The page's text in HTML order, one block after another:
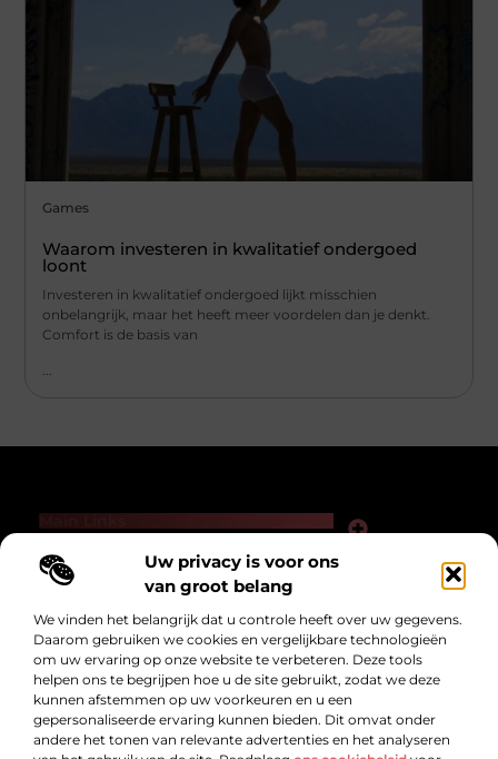
Uw privacy is voor ons
van groot belang
We vinden het belangrijk dat u controle heeft over uw gegevens.
Daarom gebruiken we cookies en vergelijkbare technologieën
om uw ervaring op onze website te verbeteren. Deze tools
helpen ons te begrijpen hoe u de site gebruikt, zodat we deze
kunnen afstemmen op uw voorkeuren en u een
gepersonaliseerde ervaring kunnen bieden. Dit omvat onder
andere het tonen van relevante advertenties en het analyseren
Games
Waarom investeren in kwalitatief ondergoed
loont
Investeren in kwalitatief ondergoed lijkt misschien
onbelangrijk, maar het heeft meer voordelen dan je denkt.
Comfort is de basis van
...
Bericht categorie